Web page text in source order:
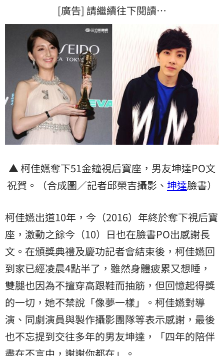
[廣告] 請繼續往下閱讀…
▲ 柯佳嬿奪下51金鐘視后寶座，男友坤達PO文
祝賀。（合成圖／記者邱榮吉攝影、 坤達臉書）
柯佳嬿出道10年，今（2016）年終於奪下視后寶
座，激動之餘今（10）日也在臉書PO出感謝長
文。在頒獎典禮及慶功記者會結束後，柯佳嬿回
到家已經凌晨4點半了，雖然身體疲累又想睡，
雙腿也因為不擅穿高跟鞋而抽筋，但回憶起得獎
的一切，她不禁說「像夢一樣」。柯佳嬿對導
演、同劇演員與製作攝影團隊等表示感謝，最後
也不忘提到交往多年的男友坤達，「四年的陪伴